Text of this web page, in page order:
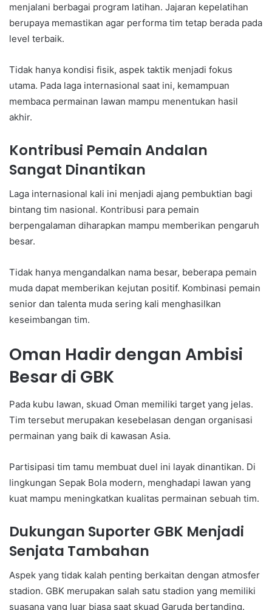
menjalani berbagai program latihan. Jajaran kepelatihan
berupaya memastikan agar performa tim tetap berada pada
level terbaik.
Tidak hanya kondisi fisik, aspek taktik menjadi fokus
utama. Pada laga internasional saat ini, kemampuan
membaca permainan lawan mampu menentukan hasil
akhir.
Kontribusi Pemain Andalan
Sangat Dinantikan
Laga internasional kali ini menjadi ajang pembuktian bagi
bintang tim nasional. Kontribusi para pemain
berpengalaman diharapkan mampu memberikan pengaruh
besar.
Tidak hanya mengandalkan nama besar, beberapa pemain
muda dapat memberikan kejutan positif. Kombinasi pemain
senior dan talenta muda sering kali menghasilkan
keseimbangan tim.
Oman Hadir dengan Ambisi
Besar di GBK
Pada kubu lawan, skuad Oman memiliki target yang jelas.
Tim tersebut merupakan kesebelasan dengan organisasi
permainan yang baik di kawasan Asia.
Partisipasi tim tamu membuat duel ini layak dinantikan. Di
lingkungan Sepak Bola modern, menghadapi lawan yang
kuat mampu meningkatkan kualitas permainan sebuah tim.
Dukungan Suporter GBK Menjadi
Senjata Tambahan
Aspek yang tidak kalah penting berkaitan dengan atmosfer
stadion. GBK merupakan salah satu stadion yang memiliki
suasana yang luar biasa saat skuad Garuda bertanding.